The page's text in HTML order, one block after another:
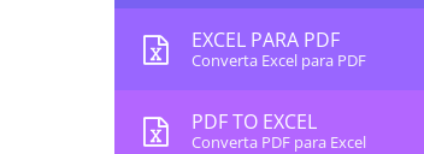
EXCEL PARA PDF
Converta Excel para PDF
PDF TO EXCEL
Converta PDF para Excel